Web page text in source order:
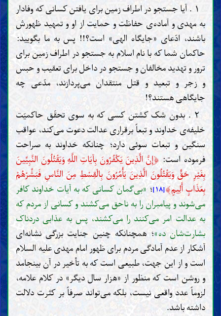
۱ . آیا جستجو در اطراف زمین برای یافتن کسانی که وفادار
به مهدی و آماده‌ی حفاظت و حمایت از او و تمهید ظهورش
باشند، ادّعای «جایگاه الهی» است؟!! پس به ما بگویید:
حاکمان شما که با نام اسلام به جستجو در اطراف زمین برای
ترور و تهدید مخالفان و جستجو در داخل برای تعقیب و حبس
و زجر و تبعید و قتل منتقدان می‌پردازند، مدّعی چه
جایگاهی هستند؟!
۲ . بدون شک کشتن کسی که به سوی تحقّق حاکمیّت
خلیفه‌ی خداوند و تبعاً برقراری عدالت دعوت می‌کند، عواقب
سنگین و تبعات سوئی دارد؛ چنانکه خداوند به صراحت
فرموده است: ﴿إِنَّ الَّذِينَ يَكْفُرُونَ بِآيَاتِ اللَّهِ وَيَقْتُلُونَ النَّبِيِّينَ
بِغَيْرِ حَقٍّ وَيَقْتُلُونَ الَّذِينَ يَأْمُرُونَ بِالْقِسْطِ مِنَ النَّاسِ فَبَشِّرْهُمْ
بِعَذَابٍ أَلِيمٍ﴾[۱۸] ؛«بی‌گمان کسانی که به آیات خداوند کافر
می‌شوند و پیامبران را به ناحق می‌کشند و کسانی از مردم که
به عدالت امر می‌کنند را می‌کشند، پس به عذابی دردناک
بشارت‌شان ده»؛ همچنانکه چنین جنایت بزرگی نشانه‌ای
آشکار از عدم آمادگی مردم برای ظهور امام مهدی علیه السلام
است و از این جهت، طبیعی است که به تأخیر در آن بینجامد
و روشن است که منظور از «هزار سال دیگر» در کلام علامه،
لزوماً عدد واقعی نیست، بلکه می‌تواند صرفاً بر کثرت دلالت
داشته باشد.